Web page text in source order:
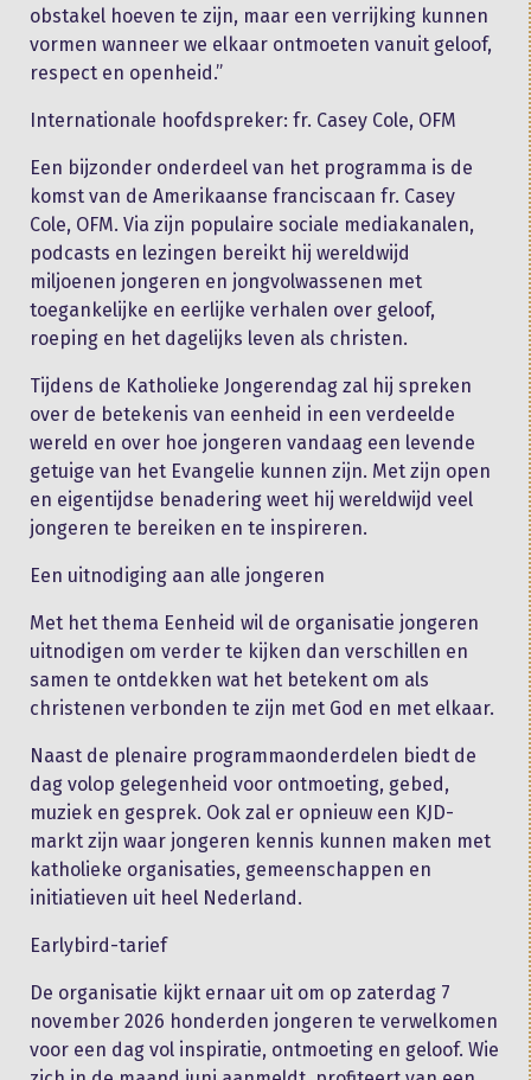
obstakel hoeven te zijn, maar een verrijking kunnen
vormen wanneer we elkaar ontmoeten vanuit geloof,
respect en openheid.”
Internationale hoofdspreker: fr. Casey Cole, OFM
Een bijzonder onderdeel van het programma is de
komst van de Amerikaanse franciscaan fr. Casey
Cole, OFM. Via zijn populaire sociale mediakanalen,
podcasts en lezingen bereikt hij wereldwijd
miljoenen jongeren en jongvolwassenen met
toegankelijke en eerlijke verhalen over geloof,
roeping en het dagelijks leven als christen.
Tijdens de Katholieke Jongerendag zal hij spreken
over de betekenis van eenheid in een verdeelde
wereld en over hoe jongeren vandaag een levende
getuige van het Evangelie kunnen zijn. Met zijn open
en eigentijdse benadering weet hij wereldwijd veel
jongeren te bereiken en te inspireren.
Een uitnodiging aan alle jongeren
Met het thema Eenheid wil de organisatie jongeren
uitnodigen om verder te kijken dan verschillen en
samen te ontdekken wat het betekent om als
christenen verbonden te zijn met God en met elkaar.
Naast de plenaire programmaonderdelen biedt de
dag volop gelegenheid voor ontmoeting, gebed,
muziek en gesprek. Ook zal er opnieuw een KJD-
markt zijn waar jongeren kennis kunnen maken met
katholieke organisaties, gemeenschappen en
initiatieven uit heel Nederland.
Earlybird-tarief
De organisatie kijkt ernaar uit om op zaterdag 7
november 2026 honderden jongeren te verwelkomen
voor een dag vol inspiratie, ontmoeting en geloof. Wie